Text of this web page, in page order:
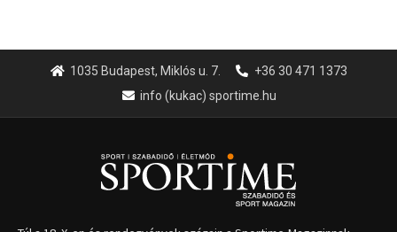
1035 Budapest, Miklós u. 7.
+36 30 471 1373
info (kukac) sportime.hu